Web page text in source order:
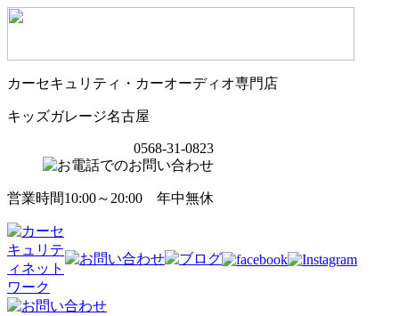
カーセキュリティ・カーオーディオ専門店
キッズガレージ名古屋
0568-31-0823
営業時間10:00～20:00 年中無休